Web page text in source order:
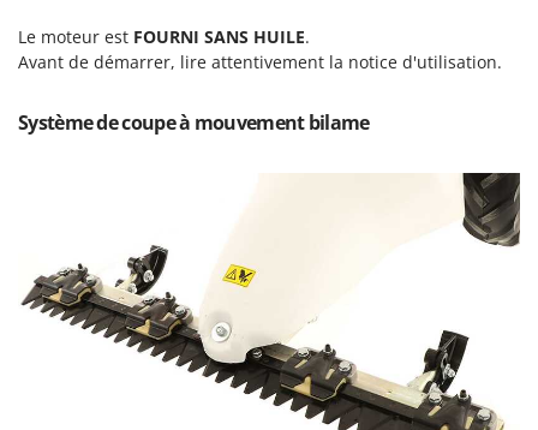
Sécateurs pneumatiques
Socs pour tracteur
T
Taille-haies
Taille-haies à bras pour tracteur
J JOLLY ITALIA
K
KAAZ
Keter
KitchenAid
Komo
Le moteur est FOURNI SANS HUILE.
Avant de démarrer, lire attentivement la notice d'utilisation.
Système de coupe à mouvement bilame